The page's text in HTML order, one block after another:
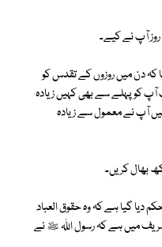
آپ نے کیے۔
کہ دن میں روزوں کے تقدس کو
آپ کو پہلے سے بھی کہیں زیادہ
آپ نے معمول سے زیادہ
بھال کریں۔
گیا ہے کہ وہ حقوق العباد
شریف میں ہے کہ رسول اﷲ ﷺ نے